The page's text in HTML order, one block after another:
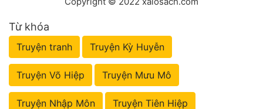
Từ khóa
Truyện tranh Truyện Kỳ Huyễn
Truyện Võ Hiệp Truyện Mưu Mô
Truyện Nhập Môn Truyện Tiên Hiệp